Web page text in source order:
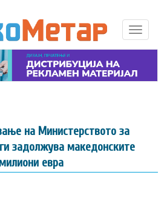
на Министерството за
задолжува македонските
евра